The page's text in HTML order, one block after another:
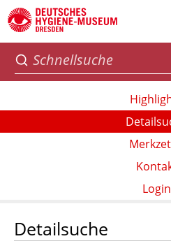
Login
Detailsuche